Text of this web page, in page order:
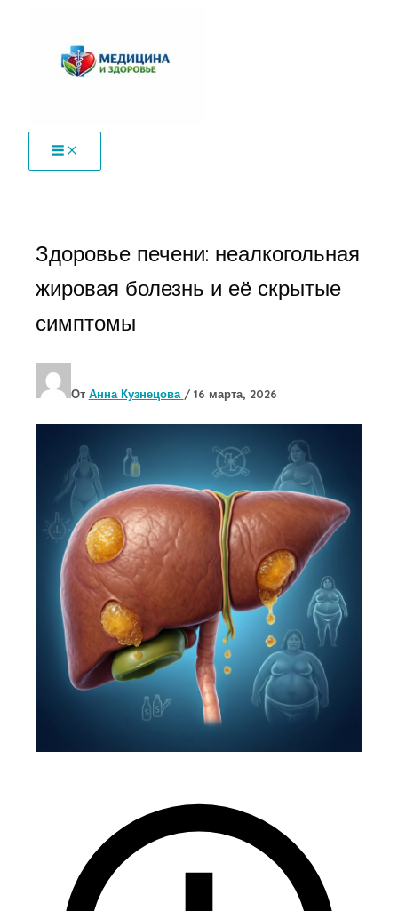
содержимому
Здоровье печени: неалкогольная
жировая болезнь и её скрытые
симптомы
От Анна Кузнецова / 16 марта, 2026